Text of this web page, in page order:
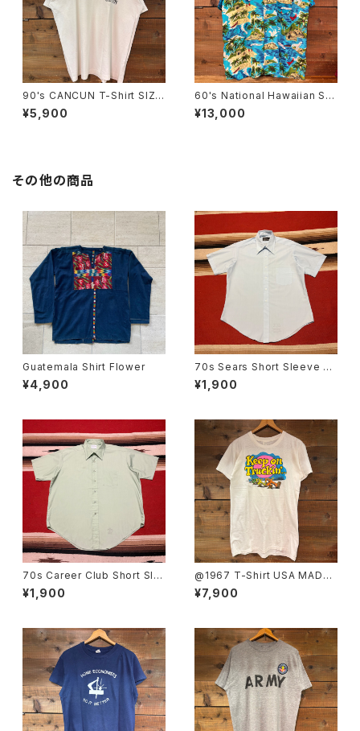
90's CANCUN T-Shirt SIZE:
44
¥5,900
60's National Hawaiian Shi
rt SIZE:XXL
¥13,000
その他の商品
Guatemala Shirt Flower
¥4,900
70s Sears Short Sleeve Sh
irt size 16
¥1,900
70s Career Club Short Sle
eve Shirt size 18
¥1,900
@1967 T-Shirt USA MADE
SIZE:L
¥7,900